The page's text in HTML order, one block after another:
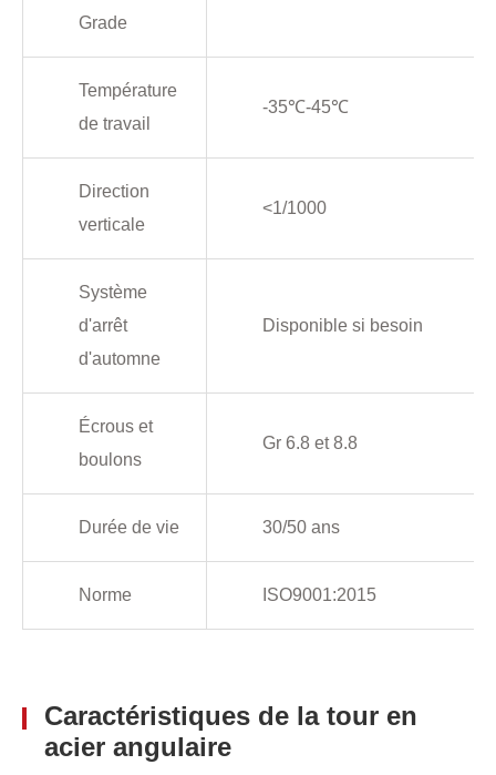
Grade
Température
de travail
-35℃-45℃
Direction
verticale
<1/1000
Système
d'arrêt
d'automne
Disponible si besoin
Écrous et
boulons
Gr 6.8 et 8.8
Durée de vie 30/50 ans
Norme ISO9001:2015
Caractéristiques de la tour en
acier angulaire